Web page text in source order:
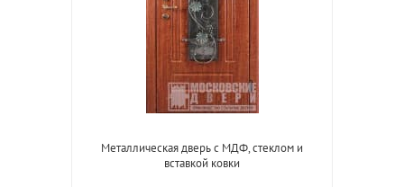
Металлическая дверь с МДФ, стеклом и
вставкой ковки